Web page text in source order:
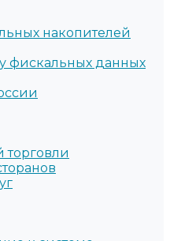
накопителей
фискальных данных
торговли